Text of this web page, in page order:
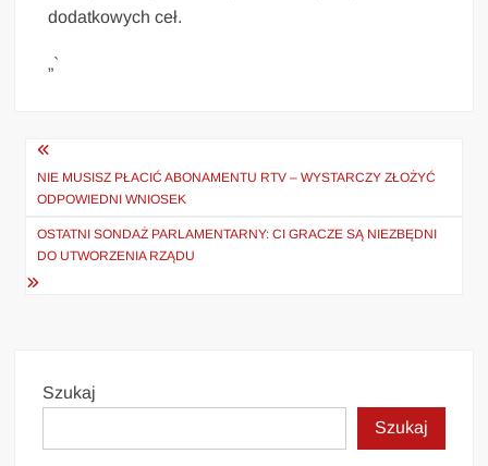
dodatkowych ceł.
„`
Nawigacja
wpisu
NIE MUSISZ PŁACIĆ ABONAMENTU RTV – WYSTARCZY ZŁOŻYĆ
ODPOWIEDNI WNIOSEK
OSTATNI SONDAŻ PARLAMENTARNY: CI GRACZE SĄ NIEZBĘDNI
DO UTWORZENIA RZĄDU
Szukaj
Szukaj